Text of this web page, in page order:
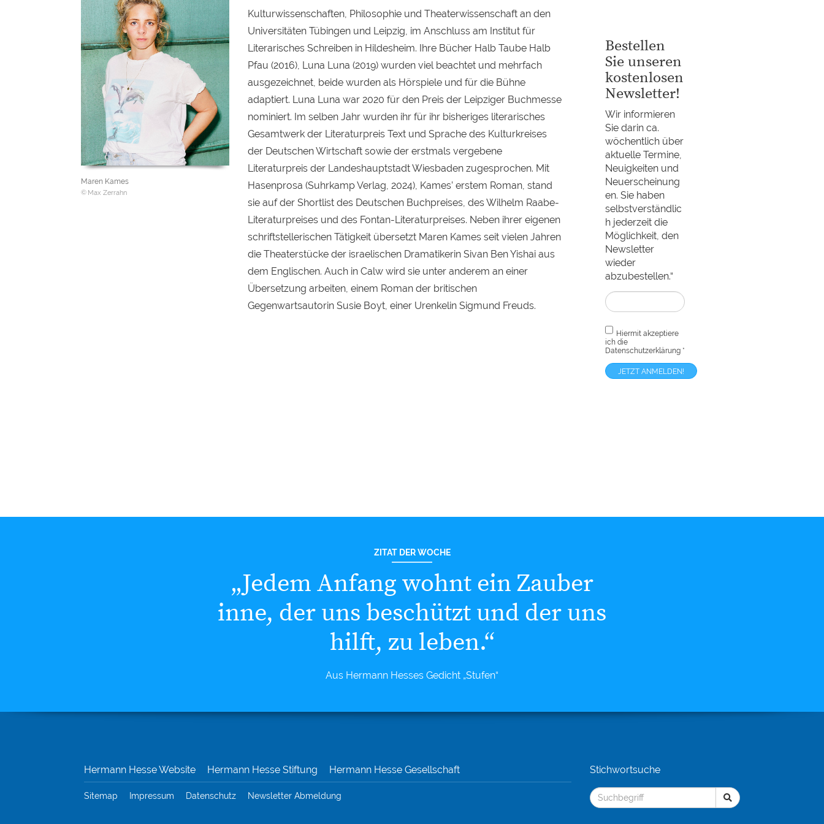
Maren Kames
Max Zerrahn
Kulturwissenschaften, Philosophie und Theaterwissenschaft an den
Universitäten Tübingen und Leipzig, im Anschluss am Institut für
Literarisches Schreiben in Hildesheim. Ihre Bücher Halb Taube Halb
Pfau (2016), Luna Luna (2019) wurden viel beachtet und mehrfach
ausgezeichnet, beide wurden als Hörspiele und für die Bühne
adaptiert. Luna Luna war 2020 für den Preis der Leipziger Buchmesse
nominiert. Im selben Jahr wurden ihr für ihr bisheriges literarisches
Gesamtwerk der Literaturpreis Text und Sprache des Kulturkreises
der Deutschen Wirtschaft sowie der erstmals vergebene
Literaturpreis der Landeshauptstadt Wiesbaden zugesprochen. Mit
Hasenprosa (Suhrkamp Verlag, 2024), Kames’ erstem Roman, stand
sie auf der Shortlist des Deutschen Buchpreises, des Wilhelm Raabe-
Literaturpreises und des Fontan-Literaturpreises. Neben ihrer eigenen
schriftstellerischen Tätigkeit übersetzt Maren Kames seit vielen Jahren
die Theaterstücke der israelischen Dramatikerin Sivan Ben Yishai aus
dem Englischen. Auch in Calw wird sie unter anderem an einer
Übersetzung arbeiten, einem Roman der britischen
Gegenwartsautorin Susie Boyt, einer Urenkelin Sigmund Freuds.
Bestellen
Sie unseren
kostenlosen
Newsletter!
Wir informieren
Sie darin ca.
wöchentlich über
aktuelle Termine,
Neuigkeiten und
Neuerscheinung
en. Sie haben
selbstverständlic
h jederzeit die
Möglichkeit, den
Newsletter
wieder
abzubestellen.“
Hiermit akzeptiere
ich die
Datenschutzerklärung *
ZITAT DER WOCHE
„Jedem Anfang wohnt ein Zauber
inne, der uns beschützt und der uns
hilft, zu leben.“
Aus Hermann Hesses Gedicht „Stufen“
Hermann Hesse Website Hermann Hesse Stiftung Hermann Hesse Gesellschaft
Sitemap Impressum Datenschutz Newsletter Abmeldung
Stichwortsuche